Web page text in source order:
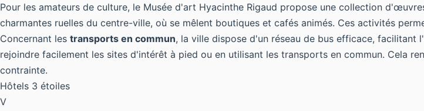
Pour les amateurs de culture, le Musée d'art Hyacinthe Rigaud propose une collection
charmantes ruelles du centre-ville, où se mêlent boutiques et cafés animés. Ces activités
Concernant les transports en commun, la ville dispose d'un réseau de bus efficace,
rejoindre facilement les sites d'intérêt à pied ou en utilisant les transports en commun. Cela
contrainte.
Hôtels 3 étoiles
V